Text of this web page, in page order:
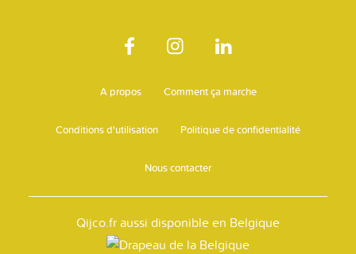
A propos Comment ça marche
Conditions d'utilisation Politique de confidentialité
Nous contacter
Qijco.fr aussi disponible en Belgique